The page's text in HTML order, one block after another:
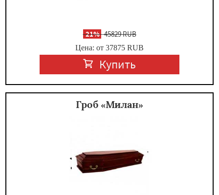
-21%45829 RUB
Цена: от 37875 RUB
Купить
Гроб «Милан»